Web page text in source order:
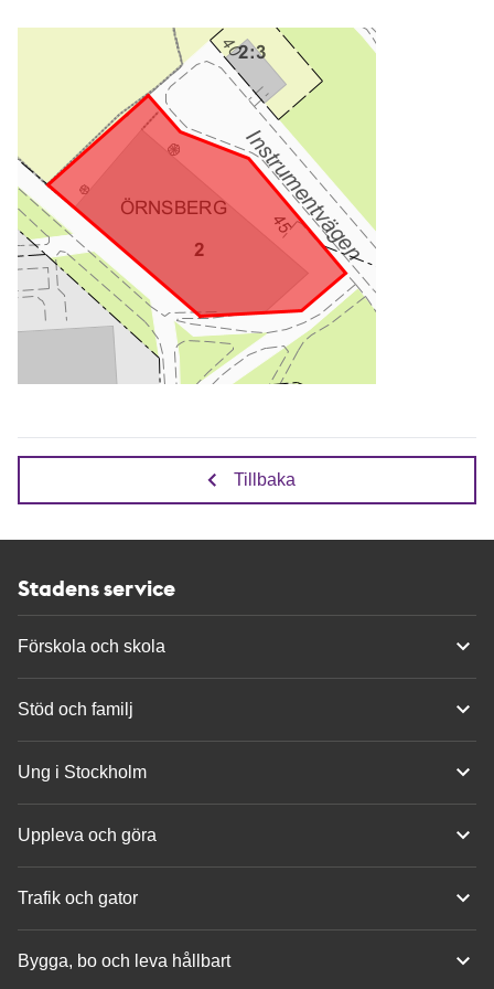
Tillbaka
Stadens service
Förskola och skola
Stöd och familj
Ung i Stockholm
Uppleva och göra
Trafik och gator
Bygga, bo och leva hållbart